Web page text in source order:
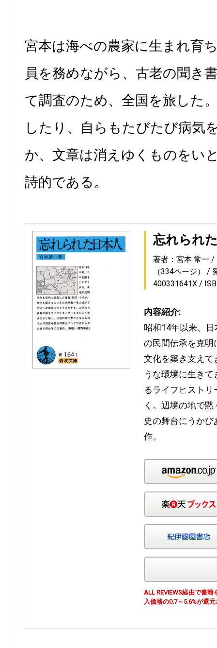
宮本は海べの農家に生まれ育
員を務めながら、古老の聞き
て調査のため、全国を旅した
したり、自らもたびたび病気
か、文章は消えゆくものをい
詩的である。
忘れられ
著者：宮本 常一
（334ページ）
400331641X
内容紹介:
昭和14年以来、
の民間伝承を克明
文化を築き支えて
うな環境に生き
るライフヒスト
く。辺境の地で
史の舞台にうか
作。
ALL REVIEWS経由で書
入価格の0.7～5.6%が還